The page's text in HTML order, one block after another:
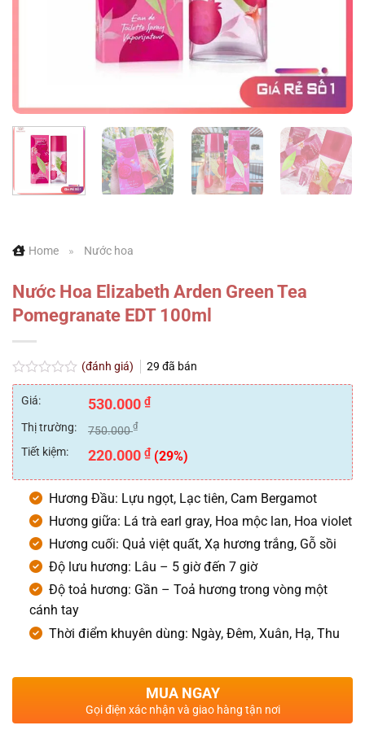
Home » Nước hoa
Nước Hoa Elizabeth Arden Green Tea
Pomegranate EDT 100ml
Được
xếp
hạng
0
5
sao
(đánh giá) 29 đã bán
Giá: 530.000 ₫
Thị trường:
750.000₫
Tiết kiệm: 220.000 ₫ (29%)
Hương Đầu: Lựu ngọt, Lạc tiên, Cam Bergamot
Hương giữa: Lá trà earl gray, Hoa mộc lan, Hoa violet
Hương cuối: Quả việt quất, Xạ hương trắng, Gỗ sồi
Độ lưu hương: Lâu – 5 giờ đến 7 giờ
Độ toả hương: Gần – Toả hương trong vòng một
cánh tay
Thời điểm khuyên dùng: Ngày, Đêm, Xuân, Hạ, Thu
MUA NGAY
Gọi điện xác nhận và giao hàng tận nơi